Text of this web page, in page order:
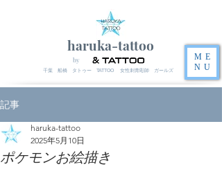
haruka-tattoo
千葉 船橋 タトゥー TATTOO 女性刺青彫師 ガールズ
ME
NU
by
記事
ポケモンお絵描き
haruka-tattoo
2025年5月10日